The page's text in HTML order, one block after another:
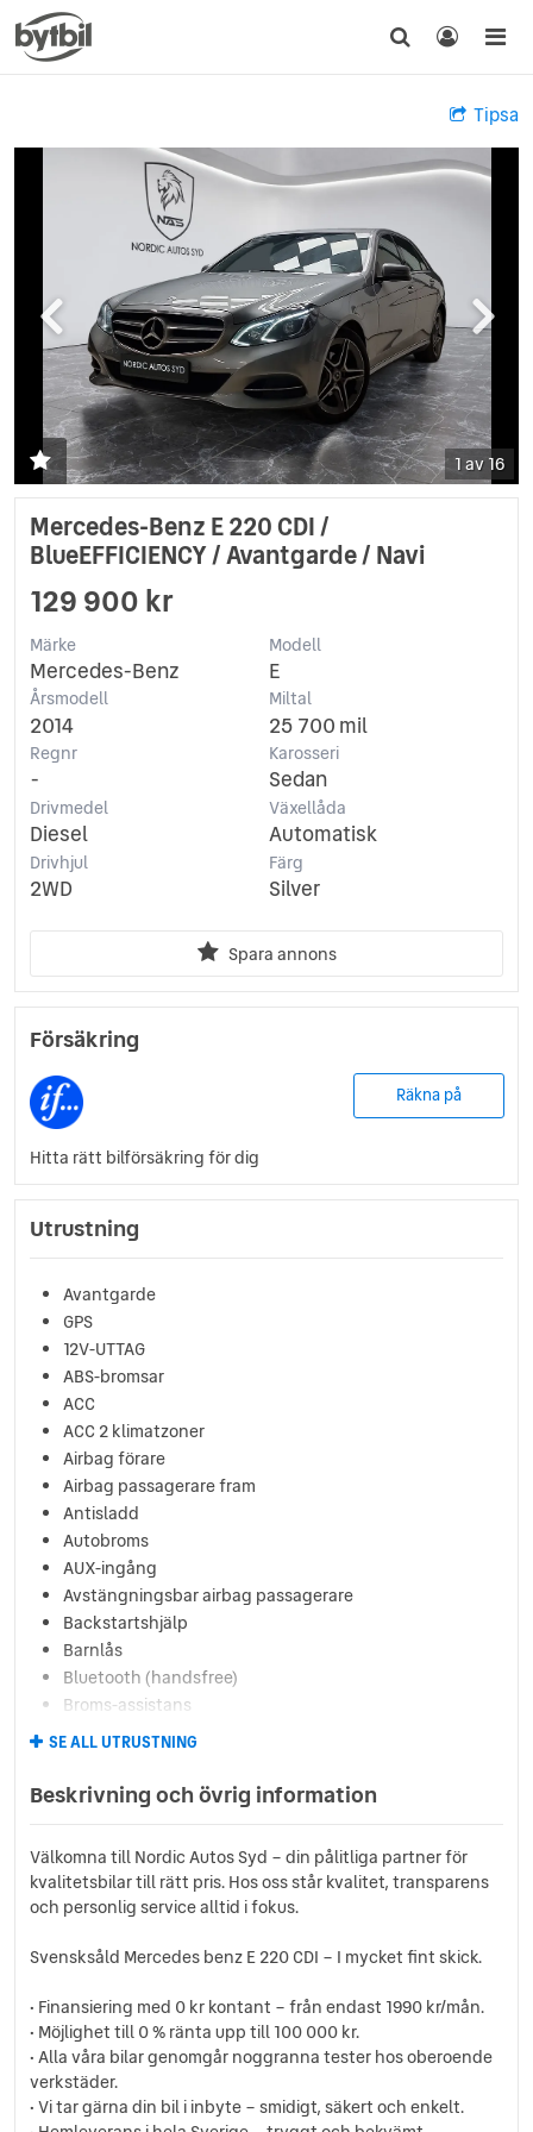
Tipsa
1 av 16
Mercedes-Benz E 220 CDI /
BlueEFFICIENCY / Avantgarde / Navi
129 900 kr
Märke
Mercedes-Benz
Modell
E
Årsmodell
2014
Miltal
25 700 mil
Regnr
-
Karosseri
Sedan
Drivmedel
Diesel
Växellåda
Automatisk
Drivhjul
2WD
Färg
Silver
Spara annons
Försäkring
Räkna på
Hitta rätt bilförsäkring för dig
Utrustning
Avantgarde
GPS
12V-UTTAG
ABS-bromsar
ACC
ACC 2 klimatzoner
Airbag förare
Airbag passagerare fram
Antisladd
Autobroms
AUX-ingång
Avstängningsbar airbag passagerare
Backstartshjälp
Barnlås
Bluetooth (handsfree)
Broms-assistans
CD-Stereo
Dimljus fram
Elstol förare
Elstol passagerare
Eluppvärmda sidospeglar
Euro NCAP 5
Farthållare
Färddator
Helljusassistans
ISOFIX-fästen bak
Kylt handskfack
SE ALL UTRUSTNING
Beskrivning och övrig information
Välkomna till Nordic Autos Syd – din pålitliga partner för
kvalitetsbilar till rätt pris. Hos oss står kvalitet, transparens
och personlig service alltid i fokus.
Svensksåld Mercedes benz E 220 CDI – I mycket fint skick.
• Finansiering med 0 kr kontant – från endast 1990 kr/mån.
• Möjlighet till 0 % ränta upp till 100 000 kr.
• Alla våra bilar genomgår noggranna tester hos oberoende
verkstäder.
• Vi tar gärna din bil i inbyte – smidigt, säkert och enkelt.